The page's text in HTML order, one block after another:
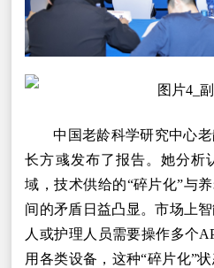
中国老龄科学研究中心
长方彧发布了报告。她分析
域，技术供给的“碎片化”与
间的矛盾日益凸显。市场上
人或护理人员需要操作多个
用各类设备，这种“碎片化”